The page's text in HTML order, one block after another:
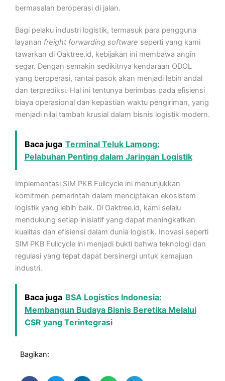
bermasalah beroperasi di jalan.
Bagi pelaku industri logistik, termasuk para pengguna
layanan freight forwarding software seperti yang kami
tawarkan di Oaktree.id, kebijakan ini membawa angin
segar. Dengan semakin sedikitnya kendaraan ODOL
yang beroperasi, rantai pasok akan menjadi lebih andal
dan terprediksi. Hal ini tentunya berimbas pada efisiensi
biaya operasional dan kepastian waktu pengiriman, yang
menjadi nilai tambah krusial dalam bisnis logistik modern.
Baca juga Terminal Teluk Lamong:
Pelabuhan Penting dalam Jaringan Logistik
Implementasi SIM PKB Fullcycle ini menunjukkan
komitmen pemerintah dalam menciptakan ekosistem
logistik yang lebih baik. Di Oaktree.id, kami selalu
mendukung setiap inisiatif yang dapat meningkatkan
kualitas dan efisiensi dalam dunia logistik. Inovasi seperti
SIM PKB Fullcycle ini menjadi bukti bahwa teknologi dan
regulasi yang tepat dapat bersinergi untuk kemajuan
industri.
Baca juga BSA Logistics Indonesia:
Membangun Budaya Bisnis Beretika Melalui
CSR yang Terintegrasi
Bagikan: